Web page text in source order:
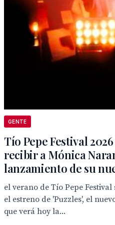
GENTE
Tío Pepe Festival
recibir a Mónica
lanzamiento de su
el verano de Tío Pepe
el estreno de 'Puzzles', el
que verá hoy la...